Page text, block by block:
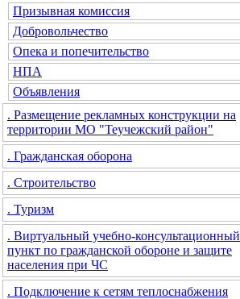
Призывная комиссия
Добровольчество
Опека и попечительство
НПА
Объявления
. Размещение рекламных конструкции на
территории МО "Теучежский район"
. Гражданская оборона
. Строительство
. Туризм
. Виртуальный учебно-консультационный
пункт по гражданской обороне и защите
населения при ЧС
. Подключение к сетям теплоснабжения